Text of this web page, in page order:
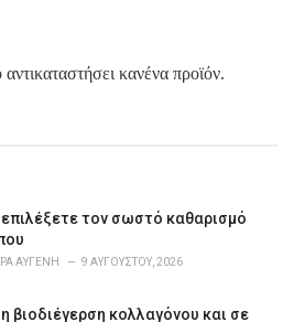
κανένα προϊόν.
τον σωστό καθαρισμό
ΑΥΓΈΝΗ 9 ΑΥΓΟΎΣΤΟΥ, 2026
η βιοδιέγερση κολλαγόνου και σε